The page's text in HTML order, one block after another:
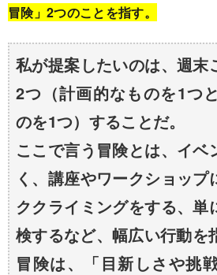
冒険」2つのことを指す。
私が提案したいのは、週末
2つ（計画的なものを1つ
のを1つ）することだ。
ここで言う冒険とは、イベ
く、講座やワークショップ
ククライミングをする、単
検するなど、幅広い行動を
冒険は、「目新しさや挑